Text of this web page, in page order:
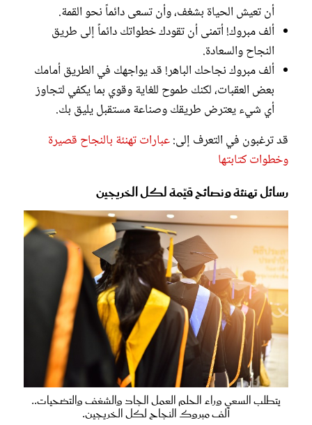
أن تعيش الحياة بشغف، وأن تسعى دائماً نحو القمة.
ألف مبروك! أتمنى أن تقودك خطواتك دائماً إلى طريق
النجاح والسعادة.
ألف مبروك نجاحك الباهر! قد يواجهك في الطريق أمامك
بعض العقبات، لكنك طموح للغاية وقوي بما يكفي لتجاوز
أي شيء يعترض طريقك وصناعة مستقبل يليق بك.
قد ترغبون في التعرف إلى:عبارات تهنئة بالنجاح قصيرة
وخطوات كتابتها
رسائل تهنئة ونصائح قيِّمة لكل الخريجين
يتطلب السعي وراء الحلم العمل الجاد والشغف والتضحيات..
ألف مبروك النجاح لكل الخريجين.